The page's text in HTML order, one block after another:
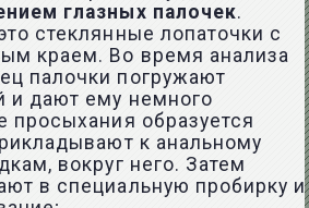
глазных палочек.
стеклянные лопаточки с
краем. Во время анализа
палочки погружают
и дают ему немного
просыхания образуется
к анальному
вокруг него. Затем
в специальную пробирку и